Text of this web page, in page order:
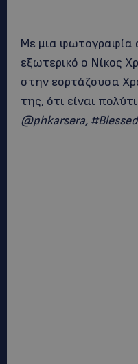
Με μια φωτογραφία
εξωτερικό ο Νίκος
στην εορτάζουσα
της, ότι είναι
@phkarsera,